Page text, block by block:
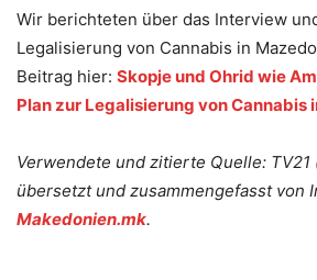
Wir berichteten über das Interview
Legalisierung von Cannabis in
Beitrag hier: Skopje und Ohrid wie
Plan zur Legalisierung von Cannabis
Verwendete und zitierte Quelle: TV21
übersetzt und zusammengefasst von
Makedonien.mk.